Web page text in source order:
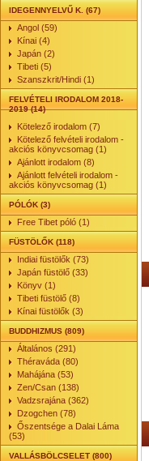
IDEGENNYELVŰ K. (67)
Angol (59)
Kínai (4)
Japán (2)
Tibeti (5)
Szanszkrit/Hindi (1)
FELVÉTELI IRODALOM 2018-
2019 (14)
Kötelező irodalom (7)
Kötelező felvételi irodalom -
akciós könyvcsomag (1)
Ajánlott irodalom (8)
Ajánlott felvételi irodalom -
akciós könyvcsomag (1)
PÓLÓK (3)
Free Tibet póló (1)
FÜSTÖLŐK (118)
Indiai füstölők (73)
Japán füstölő (33)
Könyv (1)
Tibeti füstölő (8)
Kínai füstölők (3)
BUDDHIZMUS (809)
Általános (291)
Théraváda (80)
Mahájána (53)
Zen/Csan (138)
Vadzsrajána (362)
Dzogchen (78)
Őszentsége a Dalai Láma
(53)
VALLÁSBÖLCSELET (800)